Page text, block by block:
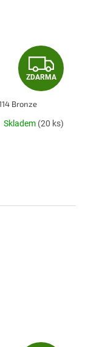
Z
D
A
ZDARMA
Bronze
Skladem (20 ks)